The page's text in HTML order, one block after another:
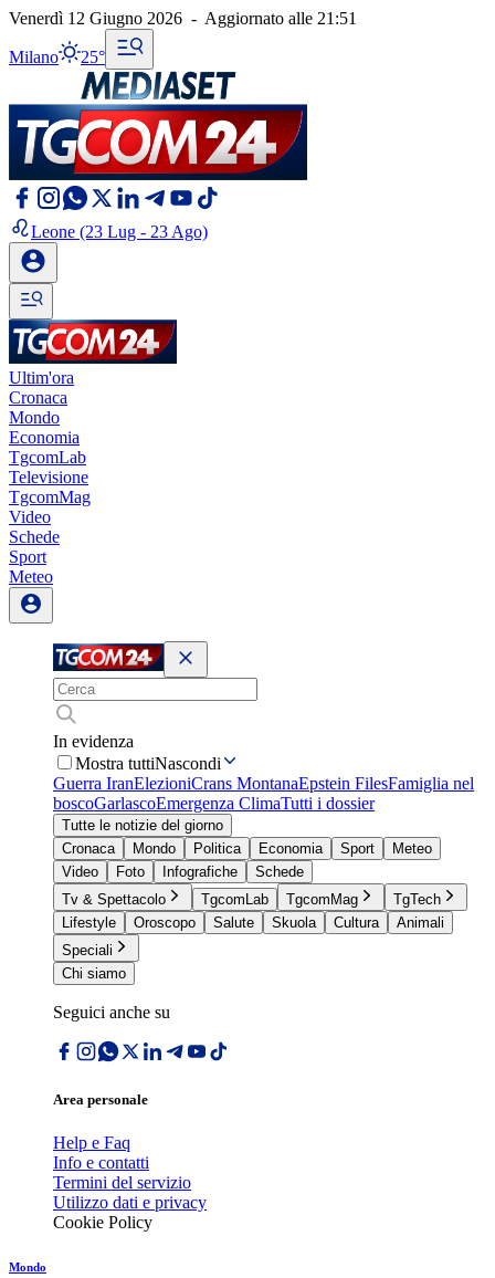
Venerdì 12 Giugno 2026 - Aggiornato alle 21:51
Milano 25°
Leone (23 Lug - 23 Ago)
Ultim'ora
Cronaca
Mondo
Economia
TgcomLab
Televisione
TgcomMag
Video
Schede
Sport
Meteo
In evidenza
Mostra tuttiNascondi
Guerra IranElezioniCrans MontanaEpstein FilesFamiglia nel
boscoGarlascoEmergenza ClimaTutti i dossier
Tutte le notizie del giorno
Cronaca
Mondo Politica Economia Sport
Meteo
Video
Foto Infografiche
Schede
Tv & Spettacolo
TgcomLab TgcomMag
TgTech
Lifestyle
Oroscopo Salute Skuola Cultura
Animali
Speciali
Chi siamo
Seguici anche su
Area personale
Help e Faq
Info e contatti
Termini del servizio
Utilizzo dati e privacy
Cookie Policy
Mondo